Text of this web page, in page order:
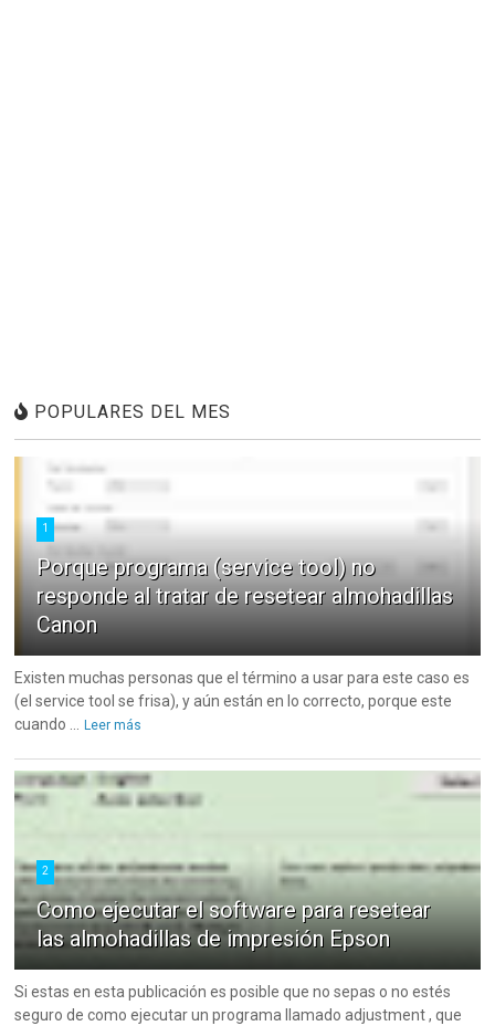
POPULARES DEL MES
1
Porque programa (service tool) no
responde al tratar de resetear almohadillas
Canon
Existen muchas personas que el término a usar para este caso es
(el service tool se frisa), y aún están en lo correcto, porque este
cuando ...
Leer más
2
Como ejecutar el software para resetear
las almohadillas de impresión Epson
Si estas en esta publicación es posible que no sepas o no estés
seguro de como ejecutar un programa llamado adjustment , que